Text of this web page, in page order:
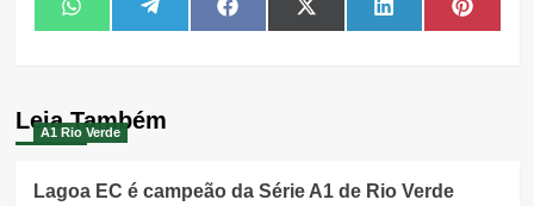
Share
on
WhatsAppShare
on
TelegramShare
on
FacebookShare
on
X
(Twitter)
Share
on
LinkedIn Share
on
Leia Também
A1 Rio Verde
Lagoa EC é campeão da Série A1 de Rio Verde